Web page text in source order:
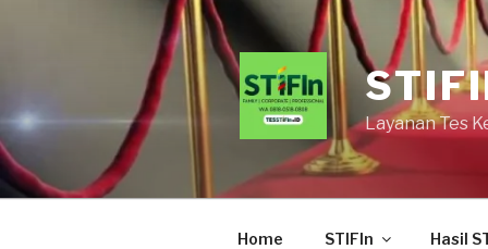
Layanan Tes
Home STIFIn Hasil